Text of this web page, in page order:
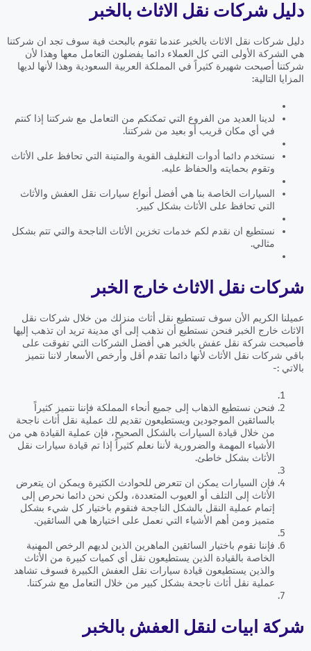
دليل شركات نقل الاثاث بالخبر
دليل شركات نقل الاثاث بالخبر عندما تقوم بالبحث فية سوف تجد ان شركتنا
هي الشركة الأولى التي كل العملاء دائما يفضلون التعامل معها وهذا لأن
شركتنا أصبحت شهيرة كثيراً في المملكة العربية السعودية وهذا لأنها لديها
المزايا التالية:
لدينا العديد من الفروع التي تمكنكم من التعامل مع شركتنا إذا كنتم
في أي مكان قريب أو بعيد من شركتنا.
نستخدم دائما أدوات التغليف القوية والمتينة التي تحافظ على الأثاث
وتقوم بحمايته والحفاظ عليه.
السيارات الخاصة بنا هي أفضل أنواع سيارات نقل العفش والأثاث
التي تحافظ على الأثاث بشكل كبير.
نستطيع ان نقدم لكم خدمات تخزين الأثاث الناجحة والتي تتم بشكل
مثالي.
شركات نقل الاثاث خارج الخبر
عميلنا الكريم الأن سوف تستطيع نقل أثاث منزلك من خلال شركات نقل
الاثاث خارج الخبر فنحن نستطيع أن نذهب إلى أي مدينة تريد ان تذهب إليها
فأصبحت شركة نقل عفش بالخبر هي أفضل الشركات التي تفوقت على
باقي شركات نقل الأثاث لأنها دائما تقدم أقل وأرخص الأسعار لاننا نتميز
بالاتي :-
فنحن نستطيع الذهاب إلى جميع أنحاء المملكة فإننا نتميز كثيراً
بالسائقين الموجودين ويستطيعون تقديم لك عملية نقل أثاث ناجحة
من خلال قيادة السيارات بالشكل الصحيح، فإن عملية القيادة هي من
الأشياء المهمة والضرورية لأننا نعلم كثيراً إذا تم قيادة سيارات نقل
الأثاث بشكل خاطئ.
فإن السيارات يمكن ان تتعرض للحوادث الكثيرة ويمكن ان يتعرض
الأثاث إلى التلف أو العيوب المتعددة، ولكن نحن دائما نحرص إلى
إتمام عملية النقل بالشكل الناجحة فنقوم باختيار كل شيء بشكل
متميز ومن أهم الأشياء التي نعمل على اختيارها هي السائقين.
فإننا نقوم باختيار السائقين الماهرين الذين لديهم الرخص المهنية
الخاصة بالقيادة الذين يستطيعون نقل أي كميات كبيرة من الأثاث
والذين يستطيعون قيادة سيارات نقل العفش الكبيرة فسوف تشاهد
عملية نقل أثاث ناجحة بشكل كبير من خلال التعامل مع شركتنا.
شركة ابيات لنقل العفش بالخبر